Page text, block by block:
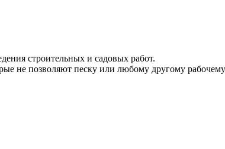
строительных и садовых работ.
не позволяют песку или любому другому